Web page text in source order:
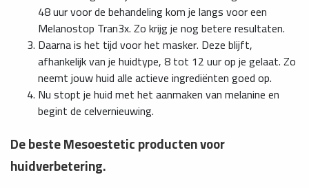
48 uur voor de behandeling kom je langs voor een
Melanostop Tran3x. Zo krijg je nog betere resultaten.
Daarna is het tijd voor het masker. Deze blijft,
afhankelijk van je huidtype, 8 tot 12 uur op je gelaat. Zo
neemt jouw huid alle actieve ingrediënten goed op.
Nu stopt je huid met het aanmaken van melanine en
begint de celvernieuwing.
De beste Mesoestetic producten voor
huidverbetering.